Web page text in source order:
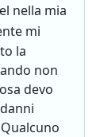
nella mia
mi
la
non
devo